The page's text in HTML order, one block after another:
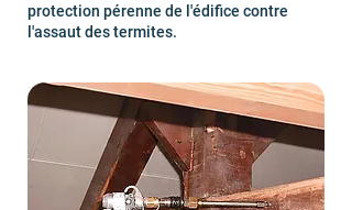
protection pérenne de l'édifice contre
l'assaut des termites.